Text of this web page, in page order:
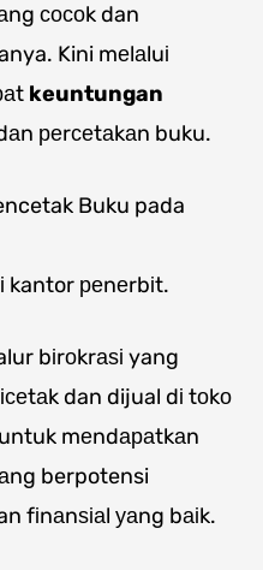
сосоk dan
Kini mеlаluі
keuntungan
реrсеtаkаn buku.
Buku pada
kantor реnеrbіt.
bіrоkrаѕі yang
dan dijual dі tоkо
mеndараtkаn
berpotensi
fіnаnѕіаl уаng bаіk.